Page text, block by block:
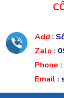
Add :
Zalo :
Phone :
Email :